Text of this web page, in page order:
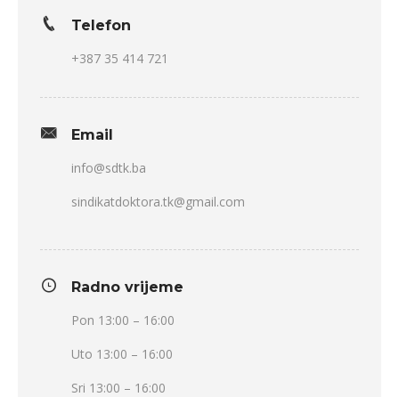
Telefon
+387 35 414 721
Email
info@sdtk.ba
sindikatdoktora.tk@gmail.com
Radno vrijeme
Pon 13:00 – 16:00
Uto 13:00 – 16:00
Sri 13:00 – 16:00